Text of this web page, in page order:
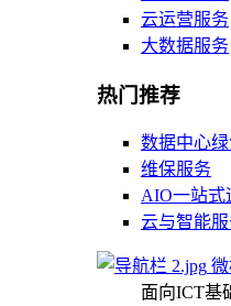
云运营服务
大数据服务
热门推荐
数据中心
维保服务
AIO一站式
云与智能
面向ICT基